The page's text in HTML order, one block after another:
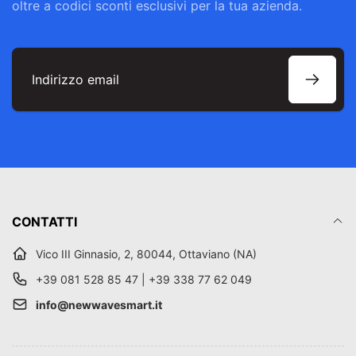
oltre a codici sconti esclusivi per la tua azienda.
Indirizzo
CONTATTI
Vico III Ginnasio, 2, 80044, Ottaviano (NA)
+39 081 528 85 47 | +39 338 77 62 049
info@newwavesmart.it